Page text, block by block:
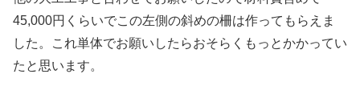
45,000円くらいでこの左側の斜めの柵は作ってもらえま
した。これ単体でお願いしたらおそらくもっとかかってい
たと思います。